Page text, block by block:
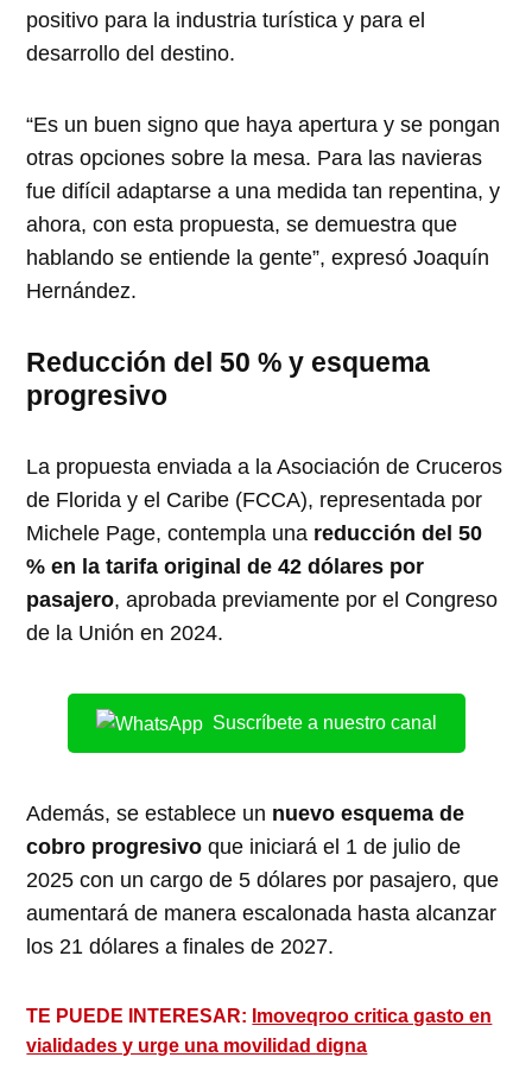
positivo para la industria turística y para el
desarrollo del destino.
“Es un buen signo que haya apertura y se pongan
otras opciones sobre la mesa. Para las navieras
fue difícil adaptarse a una medida tan repentina, y
ahora, con esta propuesta, se demuestra que
hablando se entiende la gente”, expresó Joaquín
Hernández.
Reducción del 50 % y esquema
progresivo
La propuesta enviada a la Asociación de Cruceros
de Florida y el Caribe (FCCA), representada por
Michele Page, contempla una reducción del 50
% en la tarifa original de 42 dólares por
pasajero, aprobada previamente por el Congreso
de la Unión en 2024.
Suscríbete a nuestro canal
Además, se establece un nuevo esquema de
cobro progresivo que iniciará el 1 de julio de
2025 con un cargo de 5 dólares por pasajero, que
aumentará de manera escalonada hasta alcanzar
los 21 dólares a finales de 2027.
TE PUEDE INTERESAR: Imoveqroo critica gasto en
vialidades y urge una movilidad digna